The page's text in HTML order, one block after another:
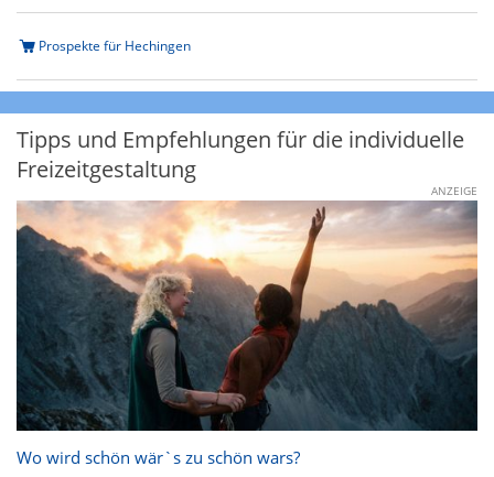
Prospekte für Hechingen
Tipps und Empfehlungen für die individuelle
Freizeitgestaltung
ANZEIGE
Wo wird schön wär`s zu schön wars?